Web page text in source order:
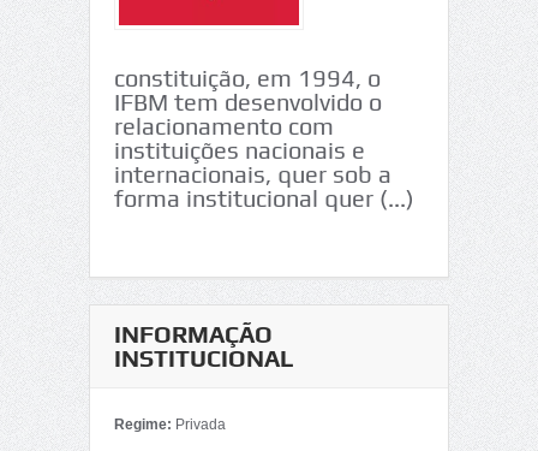
constituição, em 1994, o
IFBM tem desenvolvido o
relacionamento com
instituições nacionais e
internacionais, quer sob a
forma institucional quer (...)
INFORMAÇÃO
INSTITUCIONAL
Regime: Privada